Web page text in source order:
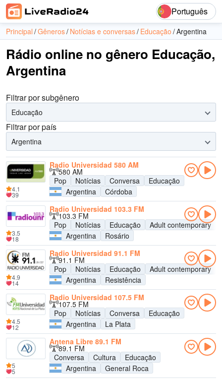
Português
Principal Gêneros Notícias e conversas Educação Argentina
Rádio online no gênero Educação,
Argentina
Filtrar por subgênero
Educação
Filtrar por país
Argentina
Radio Universidad 580 AM
580 AM
Pop
Notícias Conversa
Educação
Argentina
Córdoba
4.1
39
Radio Universidad 103.3 FM
103.3 FM
Pop
Notícias Educação
Adult contemporary
Argentina
Rosário
3.5
18
Radio Universidad 91.1 FM
91.1 FM
Pop
Notícias Educação
Adult contemporary
Argentina
Resistência
4.9
14
Radio Universidad 107.5 FM
107.5 FM
Pop
Notícias Conversa
Educação
Argentina
La Plata
4.5
12
Antena Libre 89.1 FM
89.1 FM
Conversa
Cultura
Educação
Argentina
General Roca
5
5